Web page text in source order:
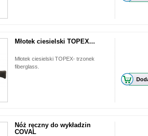
Młotek ciesielski TOPEX...
Młotek ciesielski TOPEX- trzonek
fiberglass.
Nóż ręczny do wykładzin
COVAL